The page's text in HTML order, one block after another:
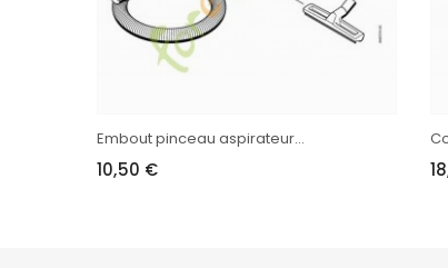
Embout pinceau aspirateur...
10,50 €